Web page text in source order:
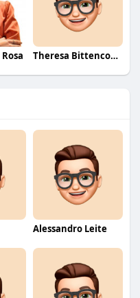
Theresa Bittencourt
Alessandro Leite